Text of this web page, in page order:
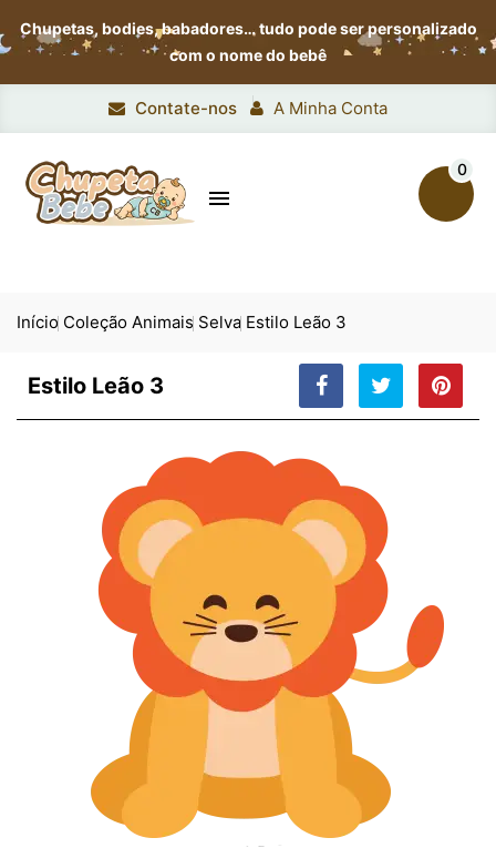
Chupetas, bodies, babadores…tudo pode ser personalizado
com o nome do bebê
Contate-nos A Minha Conta

0
Início Coleção Animais Selva Estilo Leão 3
Estilo Leão 3